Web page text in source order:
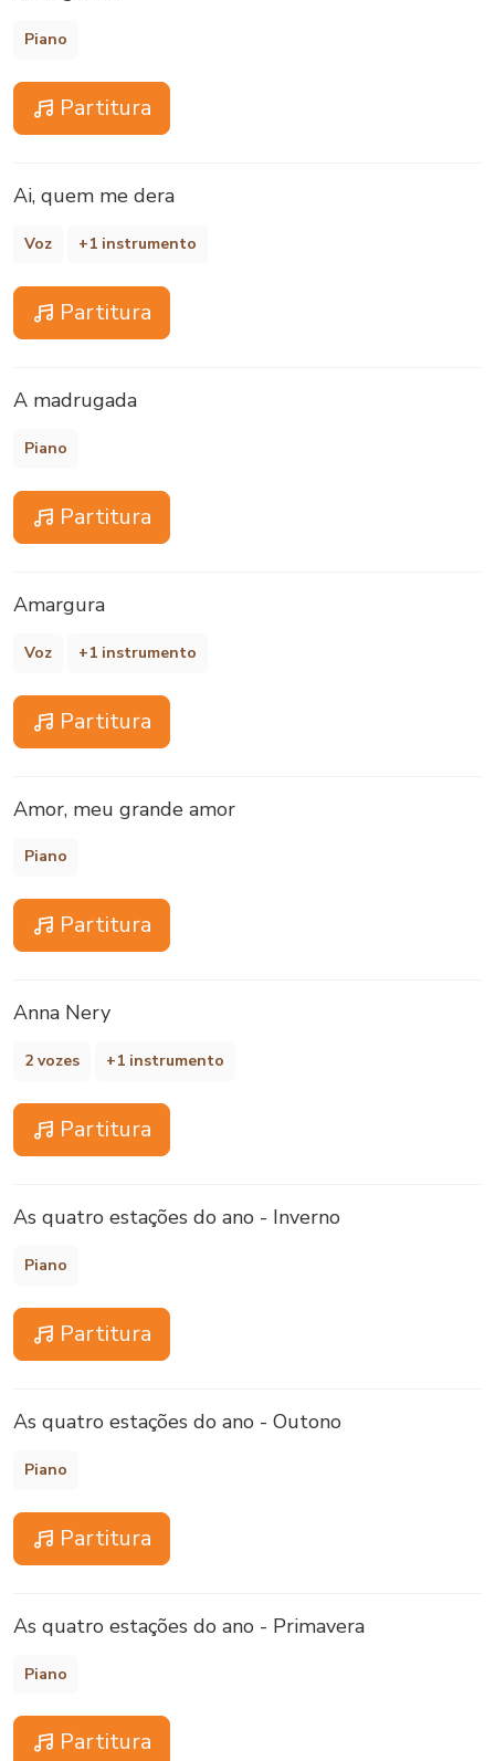
Piano
Partitura
Ai, quem me dera
Voz +1 instrumento
Partitura
A madrugada
Piano
Partitura
Amargura
Voz +1 instrumento
Partitura
Amor, meu grande amor
Piano
Partitura
Anna Nery
2 vozes +1 instrumento
Partitura
As quatro estações do ano - Inverno
Piano
Partitura
As quatro estações do ano - Outono
Piano
Partitura
As quatro estações do ano - Primavera
Piano
Partitura